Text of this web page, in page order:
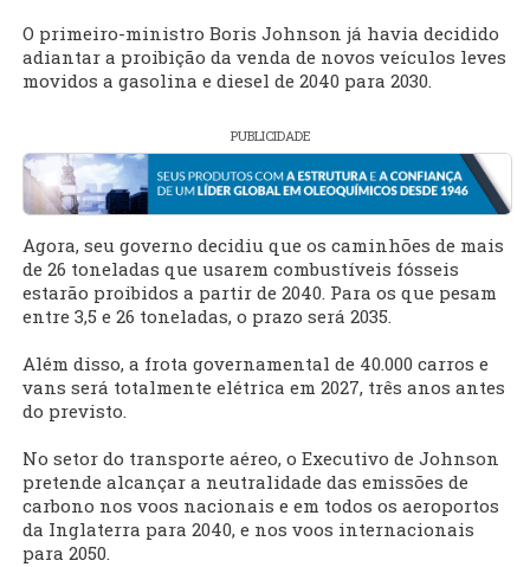
O primeiro-ministro Boris Johnson já havia decidido
adiantar a proibição da venda de novos veículos leves
movidos a gasolina e diesel de 2040 para 2030.
PUBLICIDADE
Agora, seu governo decidiu que os caminhões de mais
de 26 toneladas que usarem combustíveis fósseis
estarão proibidos a partir de 2040. Para os que pesam
entre 3,5 e 26 toneladas, o prazo será 2035.
Além disso, a frota governamental de 40.000 carros e
vans será totalmente elétrica em 2027, três anos antes
do previsto.
No setor do transporte aéreo, o Executivo de Johnson
pretende alcançar a neutralidade das emissões de
carbono nos voos nacionais e em todos os aeroportos
da Inglaterra para 2040, e nos voos internacionais
para 2050.